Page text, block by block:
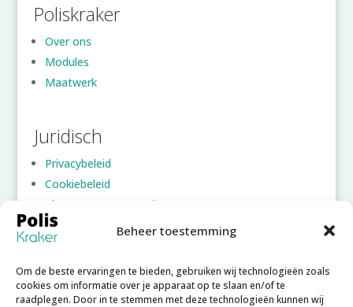
Beheer toestemming
Om de beste ervaringen te bieden, gebruiken wij technologieën zoals
cookies om informatie over je apparaat op te slaan en/of te
raadplegen. Door in te stemmen met deze technologieën kunnen wij
Poliskraker
Over ons
Modules
Maatwerk
Juridisch
Privacybeleid
Cookiebeleid
Algemene voorwaarden
Inloggen